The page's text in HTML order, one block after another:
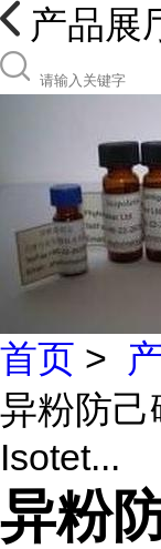
产品展
首页 >
异粉防己
Isotet...
异粉